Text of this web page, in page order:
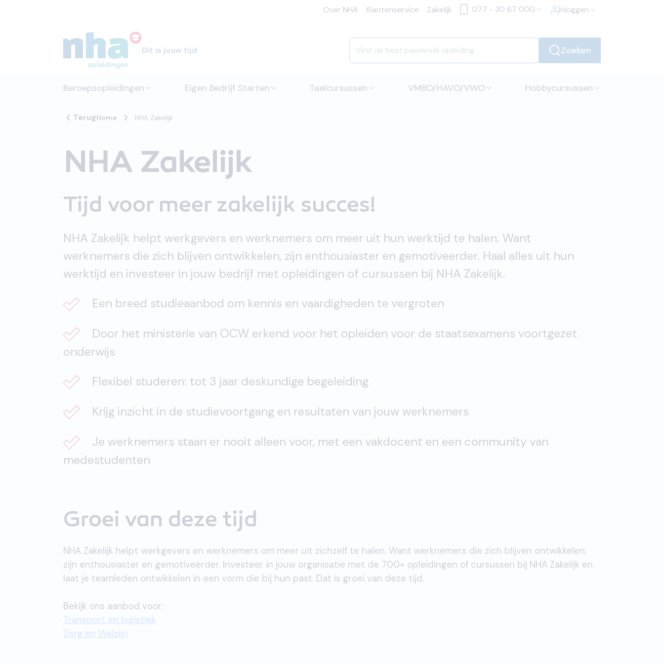
Over NHA Klantenservice Zakelijk 077 - 30 67 000 Inloggen
Dit is jouw tijd Zoeken
Beroepsopleidingen Eigen Bedrijf Starten Taalcursussen VMBO/HAVO/VWO Hobbycursussen
TerugHome NHA Zakelijk
NHA Zakelijk
Tijd voor meer zakelijk succes!
NHA Zakelijk helpt werkgevers en werknemers om meer uit hun werktijd te halen. Want
werknemers die zich blijven ontwikkelen, zijn enthousiaster en gemotiveerder. Haal alles uit hun
werktijd en investeer in jouw bedrijf met opleidingen of cursussen bij NHA Zakelijk.
Een breed studieaanbod om kennis en vaardigheden te vergroten
Door het ministerie van OCW erkend voor het opleiden voor de staatsexamens voortgezet
onderwijs
Flexibel studeren: tot 3 jaar deskundige begeleiding
Krijg inzicht in de studievoortgang en resultaten van jouw werknemers
Je werknemers staan er nooit alleen voor, met een vakdocent en een community van
medestudenten
Groei van deze tijd
NHA Zakelijk helpt werkgevers en werknemers om meer uit zichzelf te halen. Want werknemers die zich blijven ontwikkelen,
zijn enthousiaster en gemotiveerder. Investeer in jouw organisatie met de 700+ opleidingen of cursussen bij NHA Zakelijk en
laat je teamleden ontwikkelen in een vorm die bij hun past. Dat is groei van deze tijd.
Bekijk ons aanbod voor:
Transport en logistiek
Zorg en Welzijn